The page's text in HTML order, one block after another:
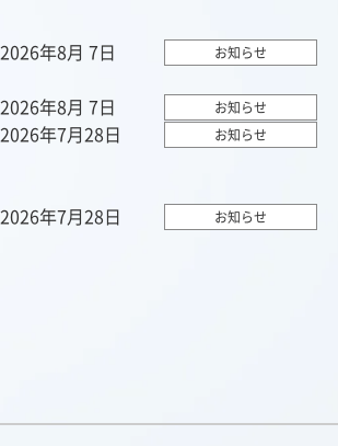
2026年8月 7日 お知らせ
2026年8月 7日
お知らせ
2026年7月28日
お知らせ
2026年7月28日
お知らせ